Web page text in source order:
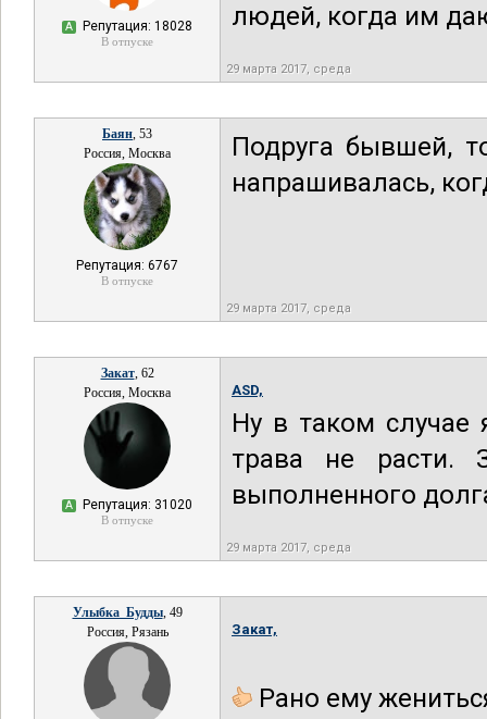
А Репутация: 18028
В отпуске
людей, когда им
29 марта 2017, среда
Баян, 53
Россия, Москва
Репутация: 6767
В отпуске
Подруга бывшей,
напрашивалась,
29 марта 2017, среда
Закат, 62
Россия, Москва
А Репутация: 31020
В отпуске
ASD,
Ну в таком
трава не расти.
выполненного
29 марта 2017, среда
Улыбка_Будды, 49
Россия, Рязань
Закат,
Рано ему